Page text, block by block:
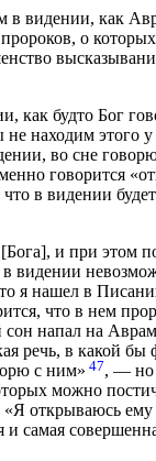
в видении, как
о
как будто Бог
находим этого
во сне
говорится
в видении
и при этом
видении
я нашел в
что в нем
сон напал на
речь, в какой
с ним» 47, — но
можно
«Я открываюсь
и самая